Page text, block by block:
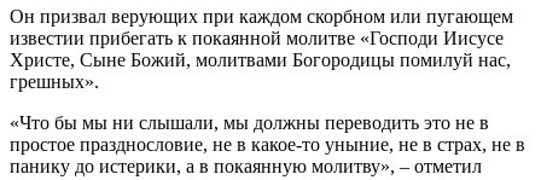
Он призвал верующих при каждом скорбном или пугающем
известии прибегать к покаянной молитве «Господи Иисусе
Христе, Сыне Божий, молитвами Богородицы помилуй нас,
грешных».
«Что бы мы ни слышали, мы должны переводить это не в
простое празднословие, не в какое-то уныние, не в страх, не в
панику до истерики, а в покаянную молитву», – отметил